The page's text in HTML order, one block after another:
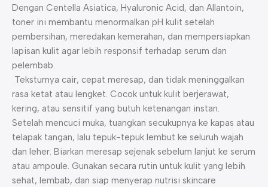
Dengan Centella Asiatica, Hyaluronic Acid, dan Allantoin,
toner ini membantu menormalkan pH kulit setelah
pembersihan, meredakan kemerahan, dan mempersiapkan
lapisan kulit agar lebih responsif terhadap serum dan
pelembab.
Teksturnya cair, cepat meresap, dan tidak meninggalkan
rasa ketat atau lengket. Cocok untuk kulit berjerawat,
kering, atau sensitif yang butuh ketenangan instan.
Setelah mencuci muka, tuangkan secukupnya ke kapas atau
telapak tangan, lalu tepuk-tepuk lembut ke seluruh wajah
dan leher. Biarkan meresap sejenak sebelum lanjut ke serum
atau ampoule. Gunakan secara rutin untuk kulit yang lebih
sehat, lembab, dan siap menyerap nutrisi skincare